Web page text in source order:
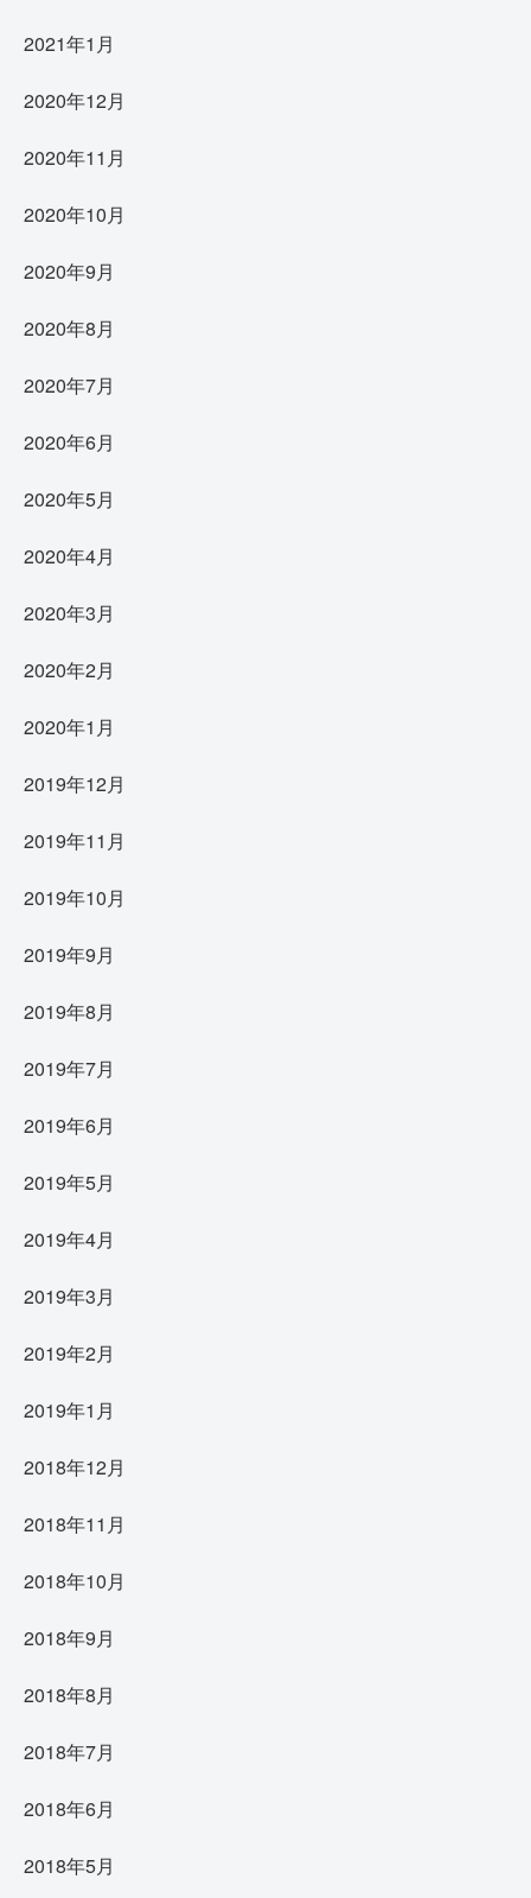
2021年1月
2020年12月
2020年11月
2020年10月
2020年9月
2020年8月
2020年7月
2020年6月
2020年5月
2020年4月
2020年3月
2020年2月
2020年1月
2019年12月
2019年11月
2019年10月
2019年9月
2019年8月
2019年7月
2019年6月
2019年5月
2019年4月
2019年3月
2019年2月
2019年1月
2018年12月
2018年11月
2018年10月
2018年9月
2018年8月
2018年7月
2018年6月
2018年5月